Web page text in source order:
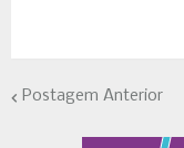
Postagem Anterior